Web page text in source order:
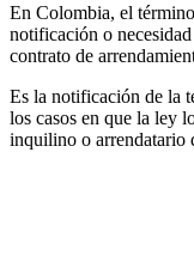
En Colombia, el
notificación o
contrato de
Es la notificación de la
los casos en que la ley
inquilino o arrendatario